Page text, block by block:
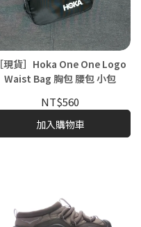
［現貨］Hoka One One Logo
Waist Bag 胸包 腰包 小包
NT$560
加入購物車